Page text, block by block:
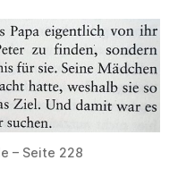
– Seite 228